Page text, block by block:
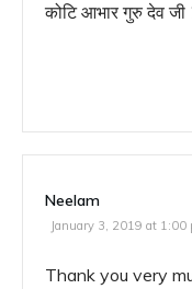
कोटि आभार गुरु देव
Neelam
January 3, 2019 at 1:00
Thank you very